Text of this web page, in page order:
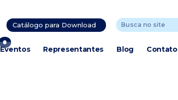
Catálogo para Download
Eventos Representantes Blog Contato